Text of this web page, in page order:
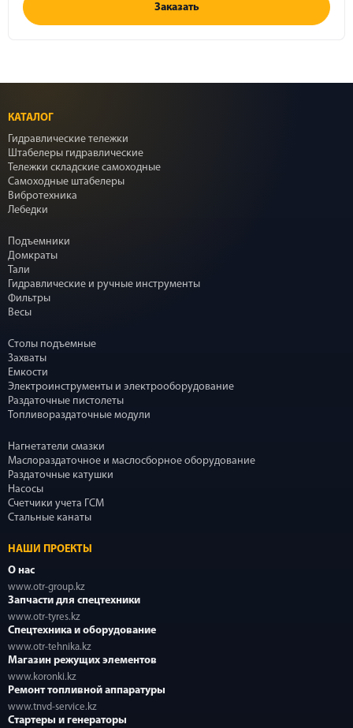
Заказать
КАТАЛОГ
Гидравлические тележки
Штабелеры гидравлические
Тележки складские самоходные
Самоходные штабелеры
Вибротехника
Лебедки
Подъемники
Домкраты
Тали
Гидравлические и ручные инструменты
Фильтры
Весы
Столы подъемные
Захваты
Емкости
Электроинструменты и электрооборудование
Раздаточные пистолеты
Топливораздаточные модули
Нагнетатели смазки
Маслораздаточное и маслосборное оборудование
Раздаточные катушки
Насосы
Счетчики учета ГСМ
Стальные канаты
НАШИ ПРОЕКТЫ
О нас
www.otr-group.kz
Запчасти для спецтехники
www.otr-tyres.kz
Спецтехника и оборудование
www.otr-tehnika.kz
Магазин режущих элементов
www.koronki.kz
Ремонт топливной аппаратуры
www.tnvd-service.kz
Стартеры и генераторы